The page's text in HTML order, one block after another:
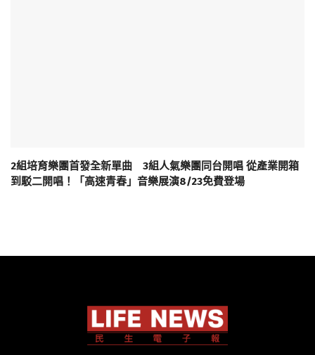
2組培育樂團首發全新單曲 3組人氣樂團同台開唱 從產業開箱
到駁二開唱！「高速青春」音樂展演8/23免費登場